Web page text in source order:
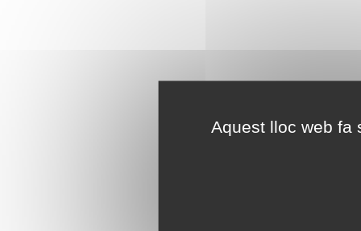
Aquest lloc web fa